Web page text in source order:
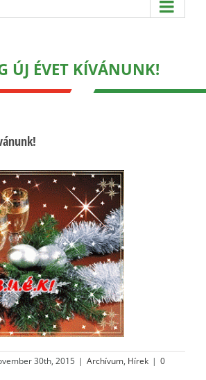
ÚJ ÉVET KÍVÁNUNK!
30th, 2015 | Archívum, Hírek | 0